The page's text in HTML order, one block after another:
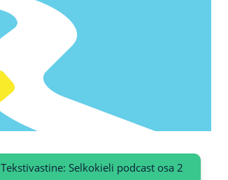
Tekstivastine: Selkokieli podcast osa 2